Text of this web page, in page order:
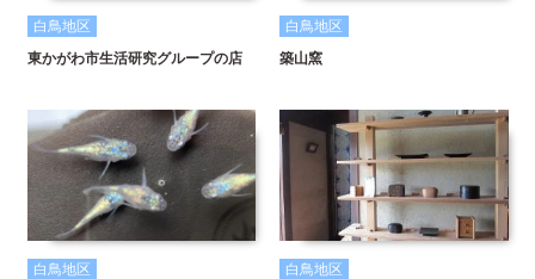
白鳥地区
東かがわ市生活研究グループの店
白鳥地区
築山窯
白鳥地区
白鳥地区